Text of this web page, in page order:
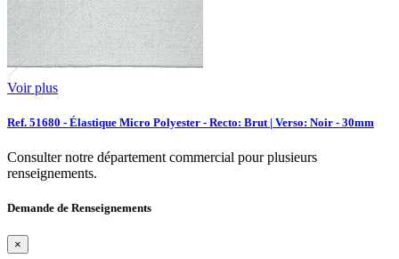
Voir plus
Ref. 51680 - Élastique Micro Polyester - Recto: Brut | Verso: Noir - 30mm
Consulter notre département commercial pour plusieurs
renseignements.
Demande de Renseignements
×